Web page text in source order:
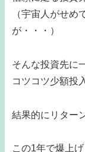
（宇宙人がせめ
が・・・）
そんな投資先に
コツコツ少額投
結果的にリター
この1年で爆上